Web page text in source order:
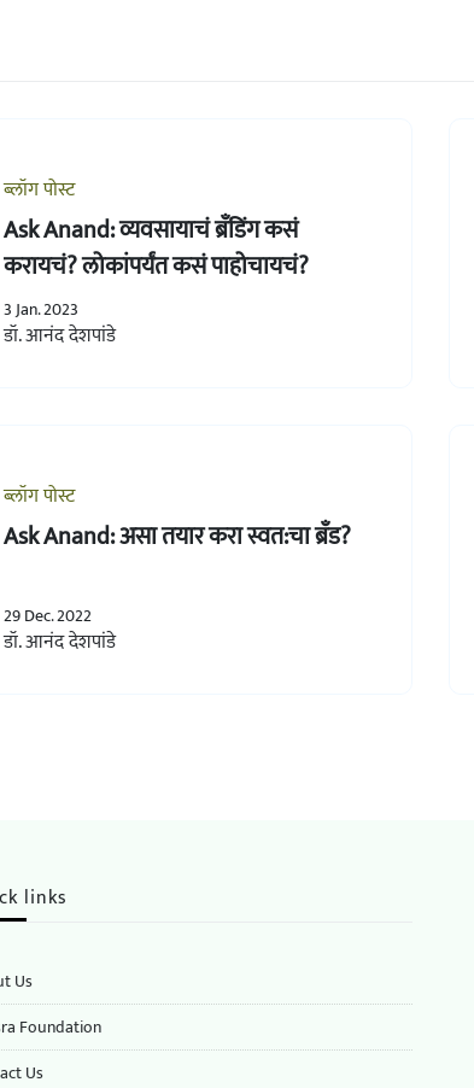
ब्लॉग पोस्ट
Ask Anand: व्यवसायाचं ब्रँडिंग कसं
करायचं? लोकांपर्यंत कसं पाहोचायचं?
3 Jan. 2023
डॉ. आनंद देशपांडे
ब्लॉग पोस्ट
Ask Anand: असा तयार करा स्वत:चा ब्रँड?
29 Dec. 2022
डॉ. आनंद देशपांडे
links
Us
Foundation
Us